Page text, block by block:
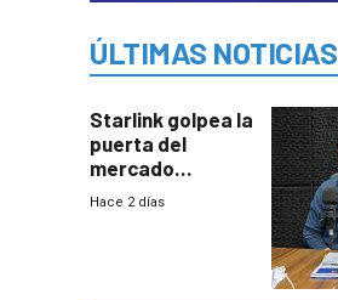
ÚLTIMAS NOTICIAS
Starlink golpea la
puerta del
mercado
uruguayo y Antel
Hace 2 días